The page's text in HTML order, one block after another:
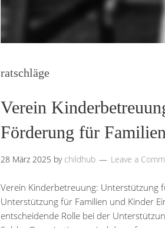
ratschläge
Verein
Förderung für
28 März 2025 by childhub Leave a
Verein Kinderbetreuung: Unterstützung
Unterstützung für Familien und Kinder
entscheidende Rolle bei der